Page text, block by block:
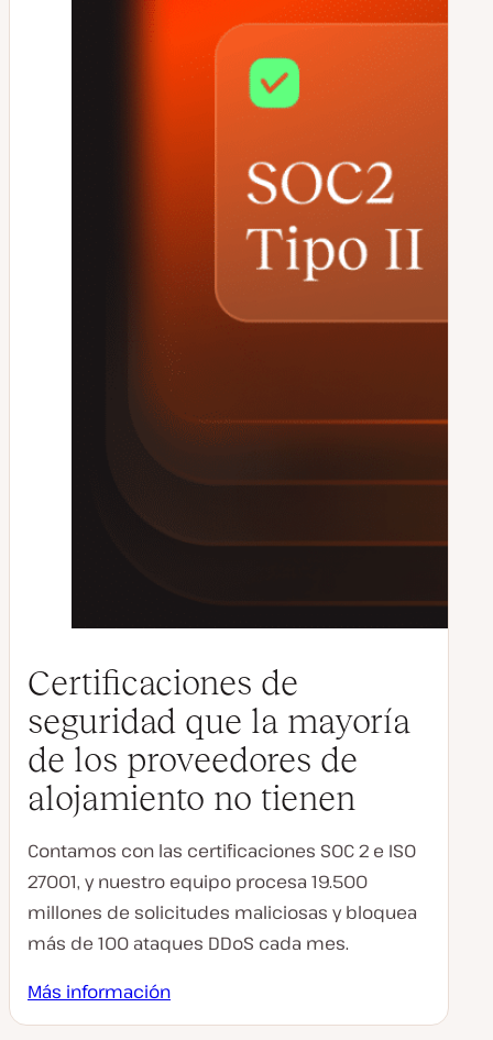
Certificaciones de
seguridad que la mayoría
de los proveedores de
alojamiento no tienen
Contamos con las certificaciones SOC 2 e ISO
27001, y nuestro equipo procesa 19.500
millones de solicitudes maliciosas y bloquea
más de 100 ataques DDoS cada mes.
Más información